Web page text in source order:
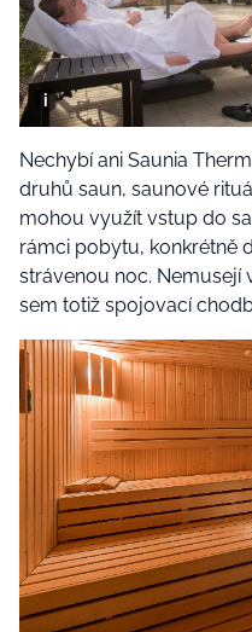
Nechybí ani Saunia
druhů saun, saunové
mohou využít vstup do
rámci pobytu, konkrétně
strávenou noc.
sem totiž spojovací